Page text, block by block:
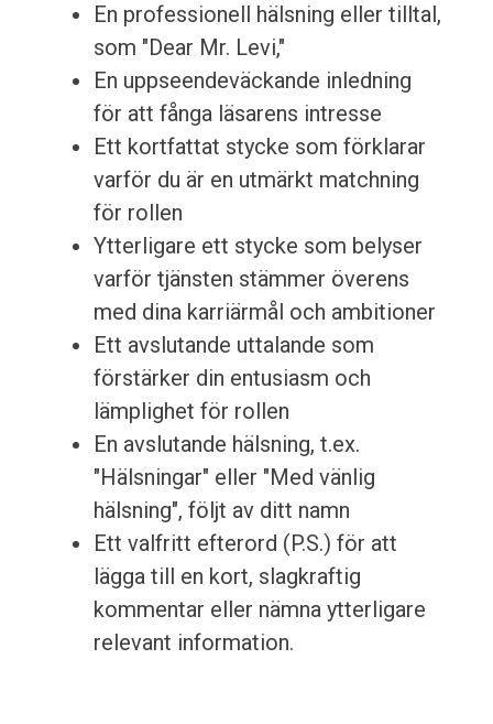
En professionell hälsning eller tilltal,
som "Dear Mr. Levi,"
En uppseendeväckande inledning
för att fånga läsarens intresse
Ett kortfattat stycke som förklarar
varför du är en utmärkt matchning
för rollen
Ytterligare ett stycke som belyser
varför tjänsten stämmer överens
med dina karriärmål och ambitioner
Ett avslutande uttalande som
förstärker din entusiasm och
lämplighet för rollen
En avslutande hälsning, t.ex.
"Hälsningar" eller "Med vänlig
hälsning", följt av ditt namn
Ett valfritt efterord (P.S.) för att
lägga till en kort, slagkraftig
kommentar eller nämna ytterligare
relevant information.